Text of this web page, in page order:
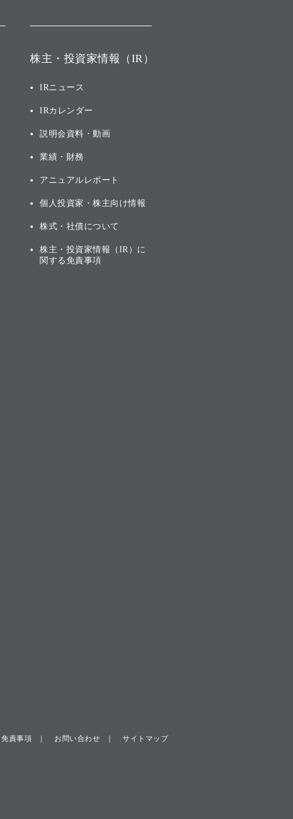
株主・投資家情報（IR）
IRニュース
IRカレンダー
説明会資料・動画
業績・財務
アニュアルレポート
個人投資家・株主向け情報
株式・社債について
株主・投資家情報（IR）に
関する免責事項
免責事項 お問い合わせ サイトマップ